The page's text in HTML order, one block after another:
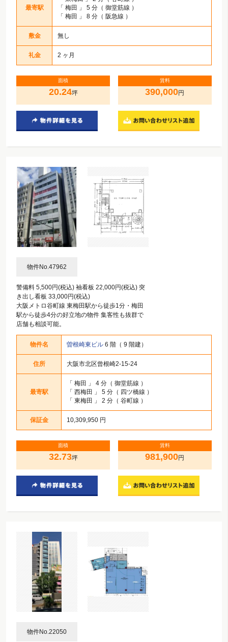
最寄駅
「 梅田
」 5 分（ 御堂筋線 ）
「 梅田 」 8 分（ 阪急線 ）
敷金 無し
礼金 2 ヶ月
面積
20.24坪
賃料
390,000円
物件No.47962
警備料 5,500円(税込) 袖看板 22,000円(税込) 突
き出し看板 33,000円(税込)
大阪メトロ谷町線 東梅田駅から徒歩1分・梅田
駅から徒歩4分の好立地の物件 集客性も抜群で
店舗も相談可能。
物件名 曽根崎東ビル 6 階（ 9 階建）
住所 大阪市北区曾根崎2-15-24
最寄駅
「 梅田
」 4 分（ 御堂筋線 ）
「 西梅田
」 5 分（ 四ツ橋線 ）
「 東梅田 」 2 分（ 谷町線 ）
保証金 10,309,950 円
面積
32.73坪
賃料
981,900円
物件No.22050